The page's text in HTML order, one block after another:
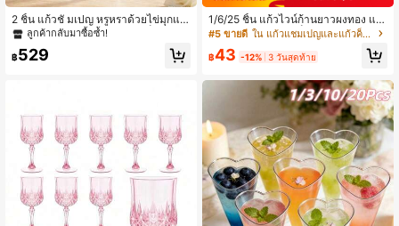
2 ชิ้น แก้วชั มเปญ หรูหราด้วยไข่มุกแล
ะคริสตัล - แก้วใสลายมัดผนังเป็นลายมื
น หпомолвки วันวาเลนไทน์ วันแม่ คริ
ลูกค้ากลับมาซื้อซ้ำ!
฿529
1/6/25 ชิ้น แก้วไวน์ก้านยาวผงทอง แก้
วไวน์ แก้วแชมเปญค็อกเทลสีขาว แก้ว
แชมเปญก้านยาว แก้วแชมเปญพลาสติ
ก แก้วไวน์ที่ใช้ซ้ำได้ ทนต่อการแตกหัก
น/ปาร์ตี้/ปิกนิก
#5 ขายดี ใน แก้วแชมเปญและแก้วค็อกเทล&การต้มเบียร์&แก้วเบียร
฿43 -12% 3 วันสุดท้าย